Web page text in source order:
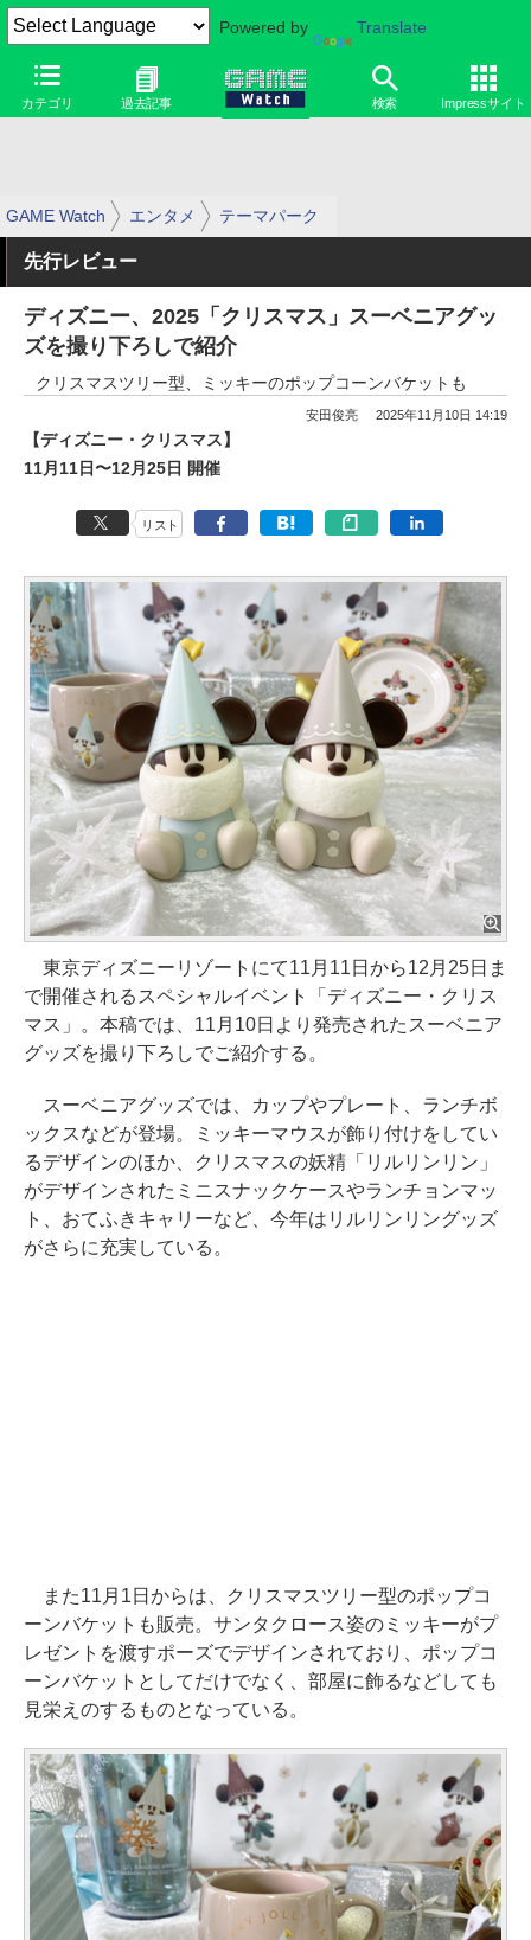
Powered by Translate
カテゴリ 過去記事 検索 Impressサイト
GAME Watch エンタメ テーマパーク
先行レビュー
ディズニー、2025「クリスマス」スーベニアグッ
ズを撮り下ろしで紹介
クリスマスツリー型、ミッキーのポップコーンバケットも
安田俊亮 2025年11月10日 14:19
【ディズニー・クリスマス】
11月11日〜12月25日 開催
リスト
東京ディズニーリゾートにて11月11日から12月25日ま
で開催されるスペシャルイベント「ディズニー・クリス
マス」。本稿では、11月10日より発売されたスーベニア
グッズを撮り下ろしでご紹介する。
スーベニアグッズでは、カップやプレート、ランチボ
ックスなどが登場。ミッキーマウスが飾り付けをしてい
るデザインのほか、クリスマスの妖精「リルリンリン」
がデザインされたミニスナックケースやランチョンマッ
ト、おてふきキャリーなど、今年はリルリンリングッズ
がさらに充実している。
また11月1日からは、クリスマスツリー型のポップコ
ーンバケットも販売。サンタクロース姿のミッキーがプ
レゼントを渡すポーズでデザインされており、ポップコ
ーンバケットとしてだけでなく、部屋に飾るなどしても
見栄えのするものとなっている。